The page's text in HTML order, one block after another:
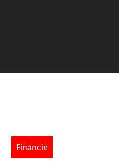
Financie